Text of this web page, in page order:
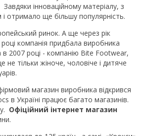
інноваційному матеріалу, з
отримало ще більшу популярність.
ринок. А ще через рік
компанія придбала виробника
в 2007 році - компанію Bite Footwear,
не тільки жіноче, чоловіче і дитяче
магазин виробника відкрився
в Україні працює багато магазинів.
Офіційний інтернет магазин